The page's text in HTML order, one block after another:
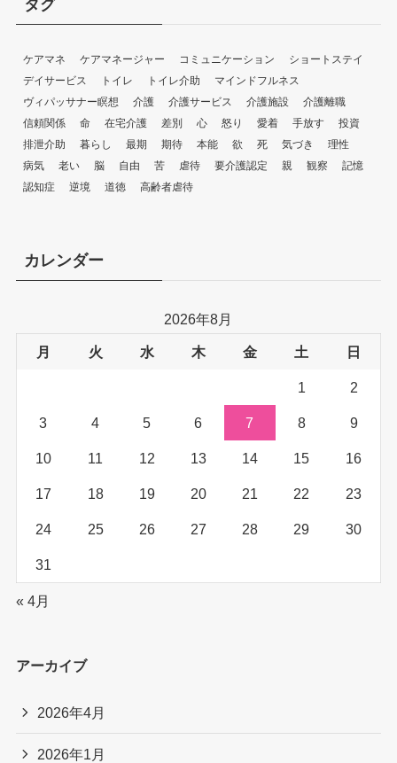
タグ
ケアマネ ケアマネージャー コミュニケーション
ショートステイ
デイサービス
トイレ トイレ介助
マインドフルネス
ヴィパッサナー瞑想
介護 介護サービス 介護施設
介護離職
信頼関係
命 在宅介護 差別 心 怒り 愛着 手放す
投資
排泄介助
暮らし 最期 期待 本能 欲 死 気づき
理性
病気
老い 脳 自由 苦 虐待 要介護認定 親 観察
記憶
認知症
逆境 道徳 高齢者虐待
カレンダー
2026年8月
月 火 水 木 金 土 日
1 2
3 4 5 6 7 8 9
10 11 12 13 14 15 16
17 18 19 20 21 22 23
24 25 26 27 28 29 30
31
« 4月
アーカイブ
2026年4月
2026年1月